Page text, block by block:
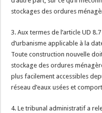
stockages des ordures
3. Aux termes de l’article UD
d’urbanisme applicable à la
Toute construction nouvelle
stockage des ordures
plus facilement accessibles
réseau d’eaux usées et
4. Le tribunal administratif a